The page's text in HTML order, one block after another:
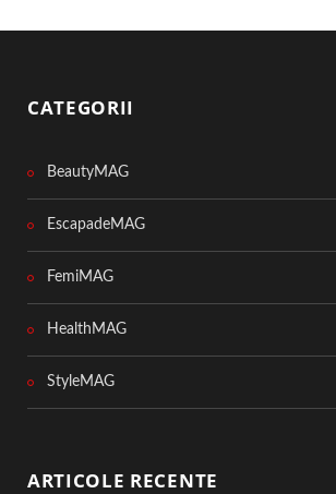
CATEGORII
BeautyMAG
EscapadeMAG
FemiMAG
HealthMAG
StyleMAG
ARTICOLE RECENTE